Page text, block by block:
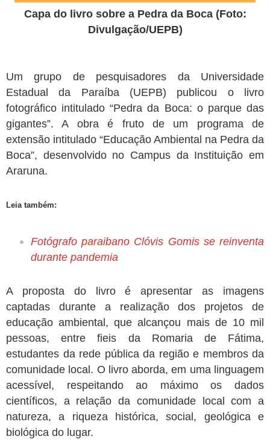
Capa do livro sobre a Pedra da Boca (Foto:
Divulgação/UEPB)
Um grupo de pesquisadores da Universidade
Estadual da Paraíba (UEPB) publicou o livro
fotográfico intitulado “Pedra da Boca: o parque das
gigantes”. A obra é fruto de um programa de
extensão intitulado “Educação Ambiental na Pedra da
Boca”, desenvolvido no Campus da Instituição em
Araruna.
Leia também:
Fotógrafo paraibano Clóvis Gomis se reinventa
durante pandemia
A proposta do livro é apresentar as imagens
captadas durante a realização dos projetos de
educação ambiental, que alcançou mais de 10 mil
pessoas, entre fieis da Romaria de Fátima,
estudantes da rede pública da região e membros da
comunidade local. O livro aborda, em uma linguagem
acessível, respeitando ao máximo os dados
científicos, a relação da comunidade local com a
natureza, a riqueza histórica, social, geológica e
biológica do lugar.